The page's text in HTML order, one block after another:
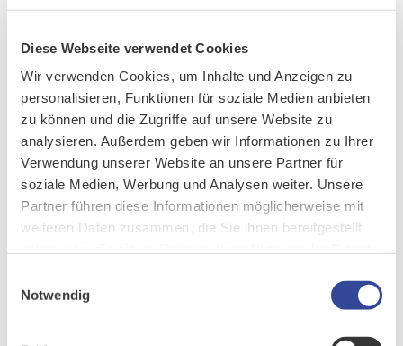
Diese Webseite verwendet Cookies
Wir verwenden Cookies, um Inhalte und Anzeigen zu
personalisieren, Funktionen für soziale Medien anbieten
zu können und die Zugriffe auf unsere Website zu
analysieren. Außerdem geben wir Informationen zu Ihrer
Verwendung unserer Website an unsere Partner für
soziale Medien, Werbung und Analysen weiter. Unsere
Partner führen diese Informationen möglicherweise mit
weiteren Daten zusammen, die Sie ihnen bereitgestellt
Notwendig
Nutzung von Diensten der Informationsgesellschaft –
Widerspruchsrecht mittels automatisierter Verfahren
auszuüben, bei denen technische Spezifikationen verwendet
werden.
2.8. Automatisierte Entscheidung im Einzelfall, Art. 22
DSGVO
Sie haben gemäß Art. 22 DSGVO das Recht, nicht einer
ausschließlich auf einer automatisierten Verarbeitung –
Wirkung entfaltet oder Sie in ähnlicher Weise erheblich
beeinträchtigt. Dies gilt nicht, wenn die Entscheidung (1) für